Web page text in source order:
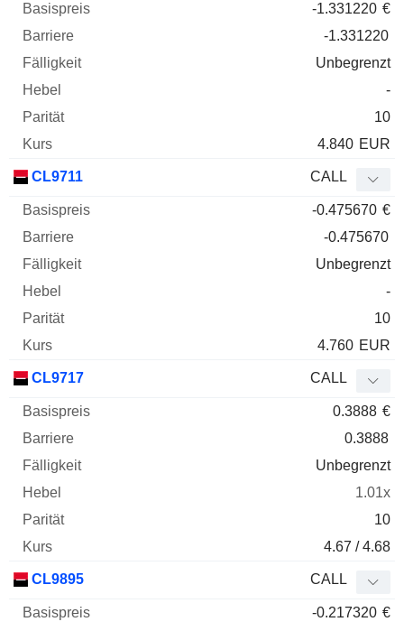
-1.331220 €
-1.331220
Unbegrenzt
-
10
4.840 EUR
CL9711 CALL
-0.475670 €
-0.475670
Unbegrenzt
-
10
4.760 EUR
CL9717 CALL
0.3888 €
0.3888
Unbegrenzt
1.01x
10
4.67 / 4.68
CL9895 CALL
-0.217320 €